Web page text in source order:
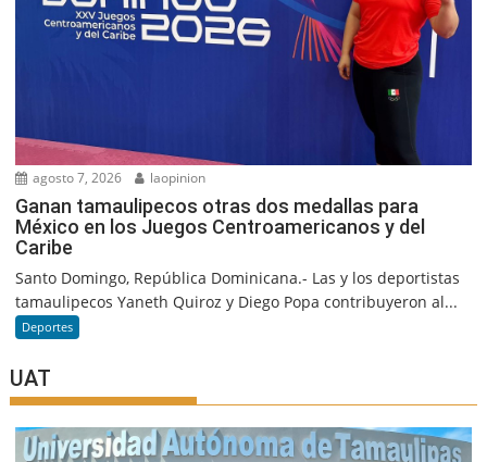
agosto 7, 2026 laopinion
Ganan tamaulipecos otras dos medallas para
México en los Juegos Centroamericanos y del
Caribe
Santo Domingo, República Dominicana.- Las y los deportistas
tamaulipecos Yaneth Quiroz y Diego Popa contribuyeron al...
Deportes
UAT